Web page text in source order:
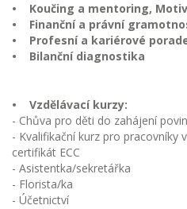
• Koučing a mentoring,
• Finanční a právní
• Profesní a kariérové
• Bilanční diagnostika
• Vzdělávací kurzy:
- Chůva pro děti do zahájení
- Kvalifikační kurz pro pracovníky
certifikát ECC
- Asistentka/sekretářka
- Florista/ka
- Účetnictví